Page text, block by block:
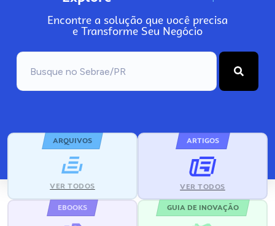
Encontre a solução que você precisa
e Transforme Seu Negócio
ARQUIVOS
VER TODOS
ARTIGOS
VER TODOS
EBOOKS GUIA DE INOVAÇÃO